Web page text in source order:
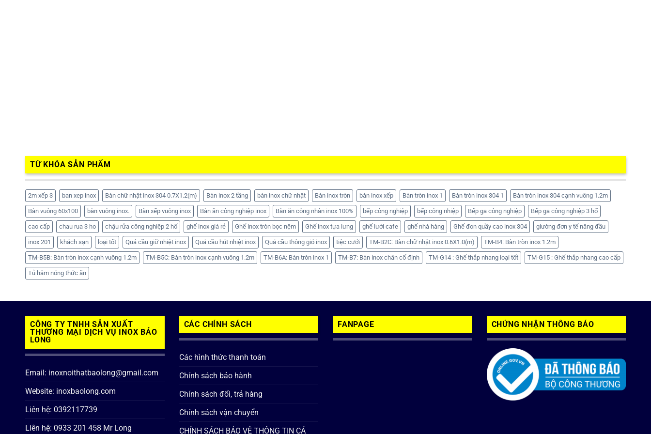
TỪ KHÓA SẢN PHẨM
2m xếp 3 ban xep inox Bàn chữ nhật inox 304 0.7X1.2(m) Bàn inox 2 tầng bàn inox chữ nhật Bàn inox tròn bàn inox xếp Bàn tròn inox 1 Bàn tròn inox 304 1 Bàn tròn inox 304 cạnh vuông 1.2m
Bàn vuông 60x100 bàn vuông inox. Bàn xếp vuông inox Bàn ăn công nghiệp inox Bàn ăn công nhân inox 100% bếp công nghiệp bếp công nhiệp Bếp ga công nghiệp Bếp ga công nghiệp 3 hố
cao cấp chau rua 3 ho chậu rửa công nghiệp 2 hố ghế inox giá rẻ Ghế inox tròn bọc nệm Ghế inox tựa lưng ghế lưới cafe ghế nhà hàng Ghế đon quầy cao inox 304 giường đơn y tế nâng đầu
inox 201 khách sạn loại tốt Quả cầu giữ nhiệt inox Quả cầu hút nhiệt inox Quả cầu thông gió inox tiệc cưới TM-B2C: Bàn chữ nhật inox 0.6X1.0(m) TM-B4: Bàn tròn inox 1.2m
TM-B5B: Bàn tròn inox cạnh vuông 1.2m TM-B5C: Bàn tròn inox cạnh vuông 1.2m TM-B6A: Bàn tròn inox 1 TM-B7: Bàn inox chân cố định TM-G14 : Ghế thắp nhang loại tốt TM-G15 : Ghế thắp nhang cao cấp
Tủ hâm nóng thức ăn
CÔNG TY TNHH SẢN XUẤT
THƯƠNG MẠI DỊCH VỤ INOX BẢO
LONG
Email: inoxnoithatbaolong@gmail.com
Website: inoxbaolong.com
Liên hệ: 0392117739
Liên hệ: 0933 201 458 Mr Long
CÁC CHÍNH SÁCH
Các hình thức thanh toán
Chính sách bảo hành
Chính sách đổi, trả hàng
Chính sách vận chuyển
CHÍNH SÁCH BẢO VỆ THÔNG TIN CÁ
FANPAGE CHỨNG NHẬN THÔNG BÁO